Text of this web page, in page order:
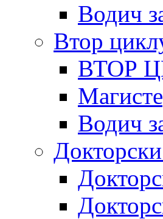
Водич
Втор
ВТОР
Водич